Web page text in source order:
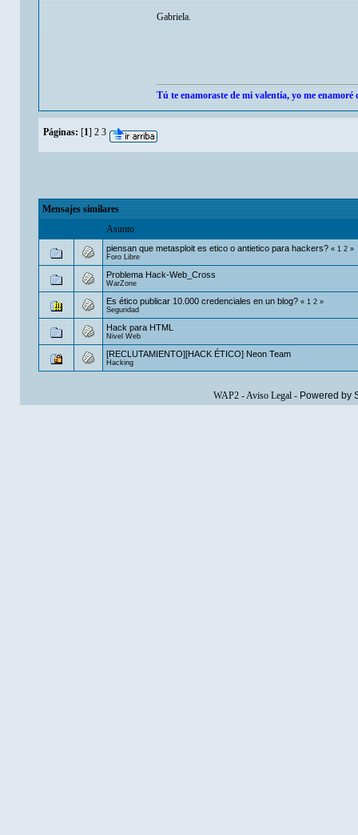
Gabriela.
Tú te enamoraste de mi valentía, yo me
Páginas: [1] 2 3
Mensajes similares
Asunto
piensan que metasploit es etico o antietico para hackers? «1 2»
Foro Libre
Problema Hack-Web_Cross
WarZone
Es ético publicar 10.000 credenciales en un blog? «1 2»
Seguridad
Hack para HTML
Nivel Web
[RECLUTAMIENTO][HACK ÉTICO] Neon Team
Hacking
WAP2-Aviso Legal- Powered by